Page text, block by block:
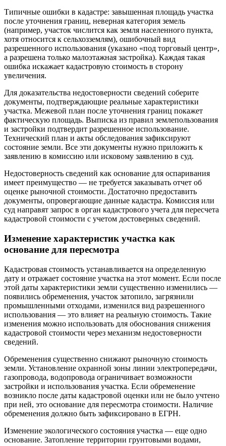
Типичные ошибки в кадастре: завышенная площадь участка
после уточнения границ, неверная категория земель
(например, участок числится как земля населенного пункта,
хотя относится к сельхозземлям), ошибочный вид
разрешенного использования (указано «под торговый центр»,
а разрешена только малоэтажная застройка). Каждая такая
ошибка искажает кадастровую стоимость в сторону
увеличения.
Для доказательства недостоверности сведений соберите
документы, подтверждающие реальные характеристики
участка. Межевой план после уточнения границ покажет
фактическую площадь. Выписка из правил землепользования
и застройки подтвердит разрешенное использование.
Технический план и акты обследования зафиксируют
состояние земли. Все эти документы нужно приложить к
заявлению в комиссию или исковому заявлению в суд.
Недостоверность сведений как основание для оспаривания
имеет преимущество — не требуется заказывать отчет об
оценке рыночной стоимости. Достаточно предоставить
документы, опровергающие данные кадастра. Комиссия или
суд направят запрос в орган кадастрового учета для пересчета
кадастровой стоимости с учетом достоверных сведений.
Изменение характеристик участка как
основание для пересмотра
Кадастровая стоимость устанавливается на определенную
дату и отражает состояние участка на этот момент. Если после
этой даты характеристики земли существенно изменились —
появились обременения, участок затопило, загрязнили
промышленными отходами, изменился вид разрешенного
использования — это влияет на реальную стоимость. Такие
изменения можно использовать для обоснования снижения
кадастровой стоимости через механизм недостоверности
сведений.
Обременения существенно снижают рыночную стоимость
земли. Установление охранной зоны линии электропередачи,
газопровода, водопровода ограничивает возможности
застройки и использования участка. Если обременение
возникло после даты кадастровой оценки или не было учтено
при ней, это основание для пересмотра стоимости. Наличие
обременения должно быть зафиксировано в ЕГРН.
Изменение экологического состояния участка — еще одно
основание. Затопление территории грунтовыми водами,